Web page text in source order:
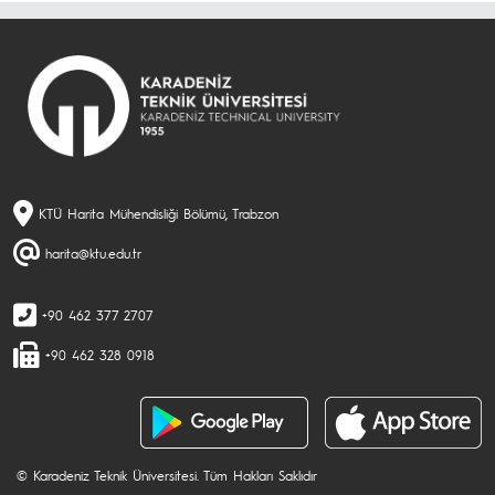
KTÜ Harita Mühendisliği Bölümü, Trabzon
harita@ktu.edu.tr
+90 462 377 2707
+90 462 328 0918
© Karadeniz Teknik Üniversitesi. Tüm Hakları Saklıdır